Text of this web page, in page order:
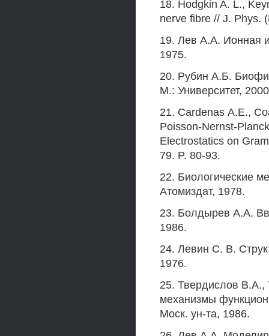
18. Hodgkin A. L.,
nerve fibre // J. Phys.
19. Лев А.А. Ионная
1975.
20. Рубин А.Б.
М.: Университет,
21. Cardenas А.Е.,
Poisson-Nernst-
Electrostatics on
79. P. 80-93.
22. Биологические
Атомиздат, 1978.
23. Болдырев А.А.
1986.
24. Левин С. В.
1976.
25. Твердислов В.А.,
механизмы
Моск. ун-та, 1986.